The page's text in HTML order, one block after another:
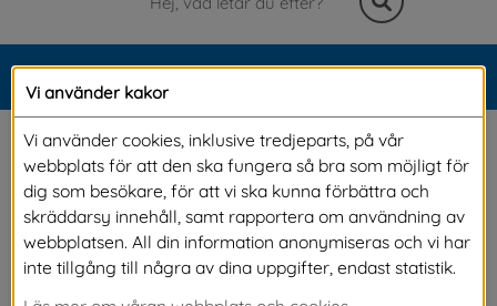
Meny
Energi och uppvärmning
I ditt hem kan du själv bestämma hur varmt
det ska vara. Du kan också välja vilken
värmekälla du önskar för ditt hem eller ditt
Vi använder kakor
Vi använder cookies, inklusive tredjeparts, på vår
webbplats för att den ska fungera så bra som möjligt för
dig som besökare, för att vi ska kunna förbättra och
skräddarsy innehåll, samt rapportera om användning av
webbplatsen. All din information anonymiseras och vi har
inte tillgång till några av dina uppgifter, endast statistik.